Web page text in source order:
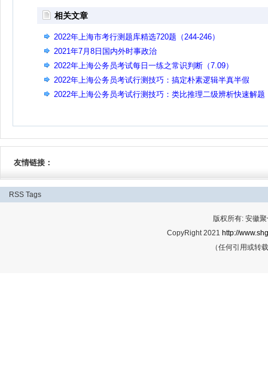
相关文章
2022年上海市考行测题库精选720题（244-246）
2021年7月8日国内外时事政治
2022年上海公务员考试每日一练之常识判断（7.09）
2022年上海公务员考试行测技巧：搞定朴素逻辑半真半假
2022年上海公务员考试行测技巧：类比推理二级辨析快速解题
友情链接：
RSS Tags
版权所有: 安徽
CopyRight 2021 http://
（任何引用或转